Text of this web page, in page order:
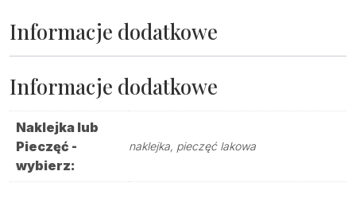
Informacje dodatkowe
Informacje dodatkowe
Naklejka lub
Pieczęć -
wybierz:
naklejka, pieczęć lakowa